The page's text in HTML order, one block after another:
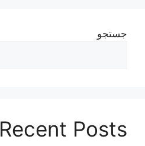
جستجو
Recent Posts